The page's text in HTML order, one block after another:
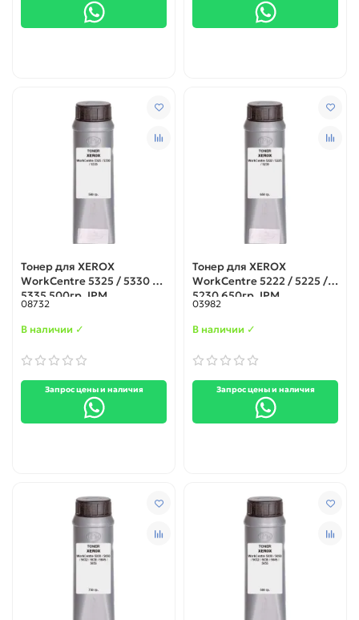
Тонер для XEROX
WorkCentre 5325 / 5330 /
5335 500гр. IPM
08732
В наличии ✓
Запрос цены и наличия
Тонер для XEROX
WorkCentre 5222 / 5225 /
5230 650гр. IPM
03982
В наличии ✓
Запрос цены и наличия